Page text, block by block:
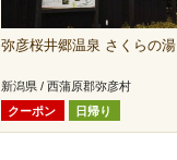
弥彦桜井郷温泉 さくらの湯
新潟県 / 西蒲原郡弥彦村
クーポン
日帰り